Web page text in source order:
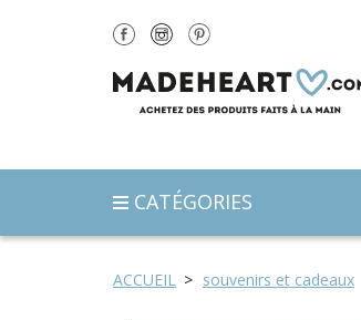
ACCUEIL souvenirs et cadeaux
CATÉGORIES